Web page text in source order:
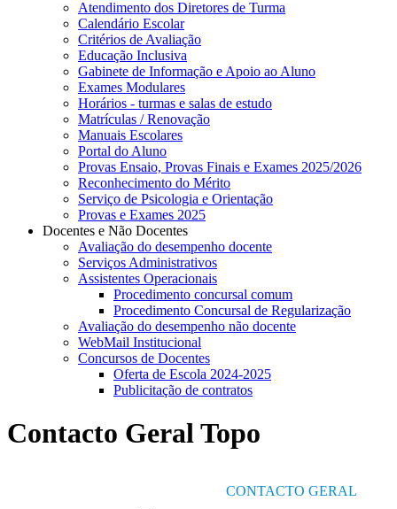
Atendimento dos Diretores de Turma
Calendário Escolar
Critérios de Avaliação
Educação Inclusiva
Gabinete de Informação e Apoio ao Aluno
Exames Modulares
Horários - turmas e salas de estudo
Matrículas / Renovação
Manuais Escolares
Portal do Aluno
Provas Ensaio, Provas Finais e Exames 2025/2026
Reconhecimento do Mérito
Serviço de Psicologia e Orientação
Provas e Exames 2025
Docentes e Não Docentes
Avaliação do desempenho docente
Serviços Administrativos
Assistentes Operacionais
Procedimento concursal comum
Procedimento Concursal de Regularização
Avaliação do desempenho não docente
WebMail Institucional
Concursos de Docentes
Oferta de Escola 2024-2025
Publicitação de contratos
Contacto Geral Topo
CONTACTO GERAL